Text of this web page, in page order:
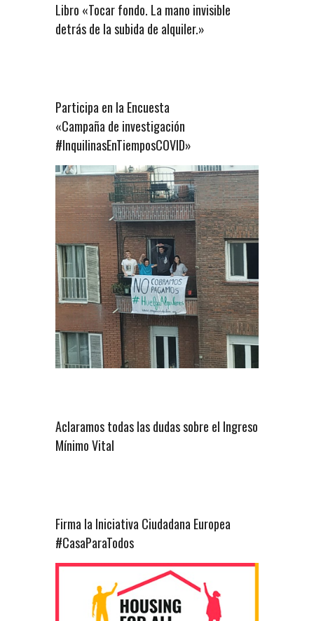
Libro «Tocar fondo. La mano invisible
detrás de la subida de alquiler.»
Participa en la Encuesta
«Campaña de investigación
#InquilinasEnTiemposCOVID»
Aclaramos todas las dudas sobre el Ingreso
Mínimo Vital
Firma la Iniciativa Ciudadana Europea
#CasaParaTodos